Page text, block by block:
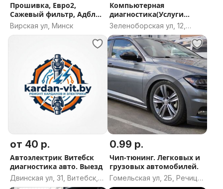
Прошивка, Евро2,
Сажевый фильтр, Адблю,
ЕГР, Ремонт блоков
управления
Вирская ул, Минск
Компьютерная
диагностика(Услуги
автоэлектрика)
Зеленоборская ул, 12,
Жодино, Минская область
от 40 р.
Автоэлектрик Витебск
диагностика авто. Выезд
Двинская ул, 31, Витебск,
0.99 р.
Чип-тюнинг. Легковых и
грузовых автомобилей.
Гомельская ул, 2Б, Речица,